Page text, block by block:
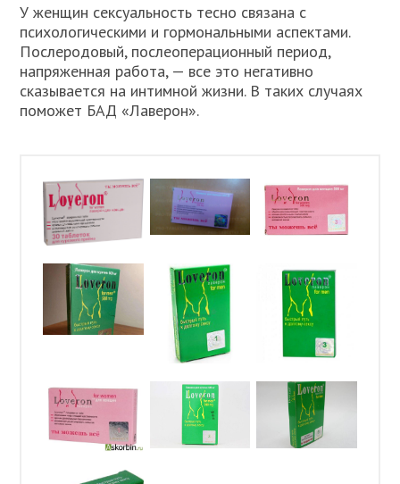
У женщин сексуальность тесно связана с
психологическими и гормональными аспектами.
Послеродовый, послеоперационный период,
напряженная работа, — все это негативно
сказывается на интимной жизни. В таких случаях
поможет БАД «Лаверон».